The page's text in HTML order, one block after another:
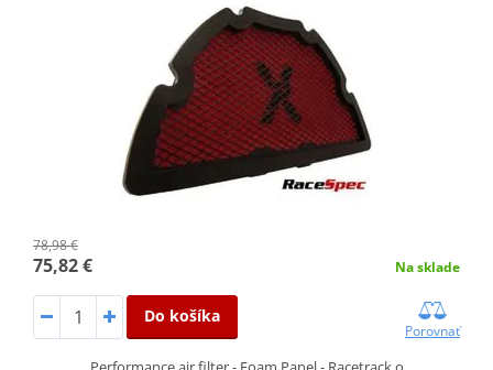
78,98 €
75,82 € Na sklade
Do košíka
Porovnať